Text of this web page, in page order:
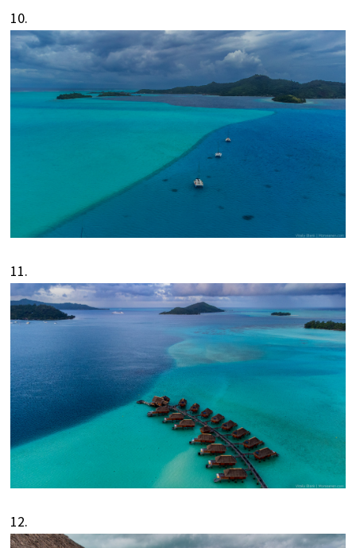
10.
11.
12.